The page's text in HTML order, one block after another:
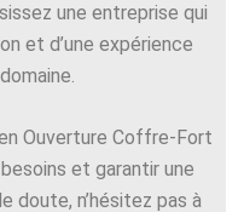
une entreprise qui
et d’une expérience
Ouverture Coffre-Fort
et garantir une
doute, n’hésitez pas à